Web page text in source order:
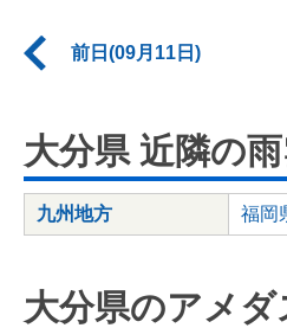
前日(09月11日)
大分県 近隣の
九州地方 福岡
大分県のアメダ